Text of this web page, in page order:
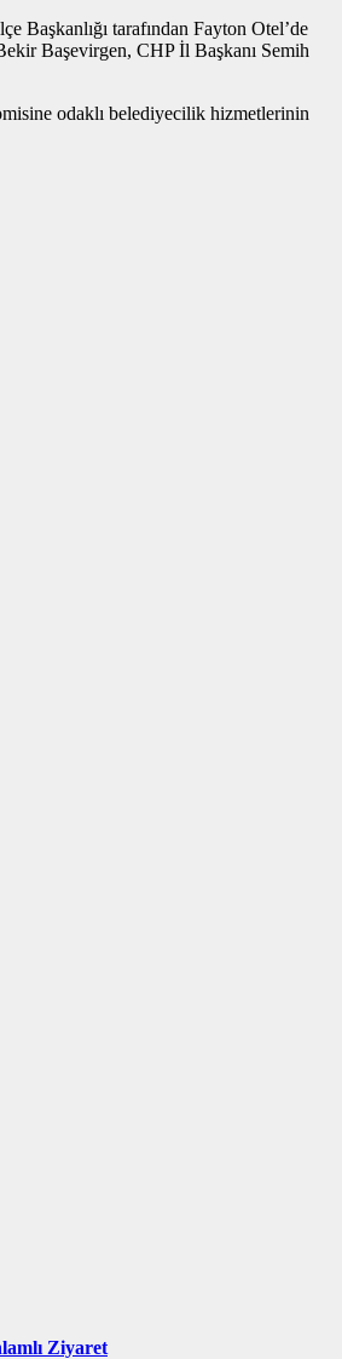
Başkanlığı tarafından Fayton Otel’de
Başevirgen, CHP İl Başkanı Semih
odaklı belediyecilik hizmetlerinin
Ziyaret